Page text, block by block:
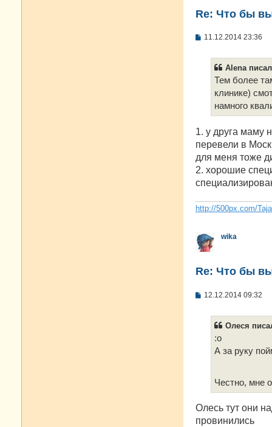
Re: Что бы
С11.12.2014 23:36
Alena
Тем более
клинике)
намного
1. у друга маму
перевели в
для меня тоже
2. хорошие
http://500px.com/
wika
Re: Что бы
С12.12.2014 09:32
Олеся
:о
А за руку
Честно, мне
Oлесь тут они
провинились